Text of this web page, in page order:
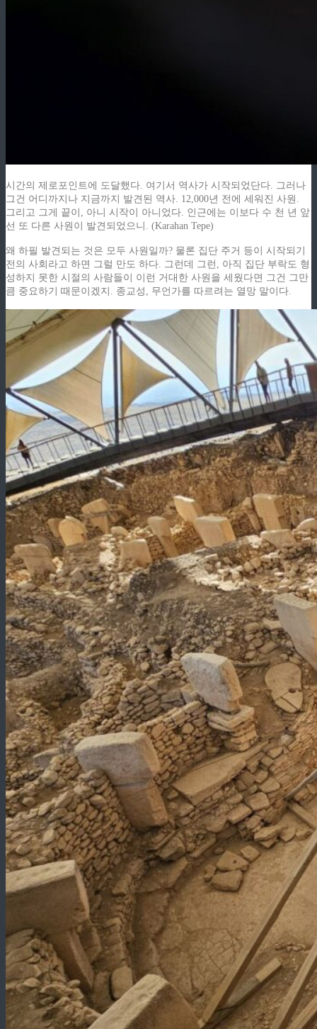
시간의 제로포인트에 도달했다. 여기서 역사가 시작되었단다. 그러나
그건 어디까지나 지금까지 발견된 역사. 12,000년 전에 세워진 사원.
그리고 그게 끝이, 아니 시작이 아니었다. 인근에는 이보다 수 천 년 앞
선 또 다른 사원이 발견되었으니. (Karahan Tepe)
왜 하필 발견되는 것은 모두 사원일까? 물론 집단 주거 등이 시작되기
전의 사회라고 하면 그럴 만도 하다. 그런데 그런, 아직 집단 부락도 형
성하지 못한 시절의 사람들이 이런 거대한 사원을 세웠다면 그건 그만
큼 중요하기 때문이겠지. 종교성, 무언가를 따르려는 열망 말이다.